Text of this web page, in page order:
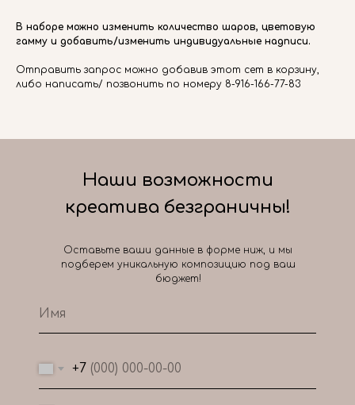
В наборе можно изменить количество шаров, цветовую
гамму и добавить/изменить индивидуальные надписи.
Отправить запрос можно добавив этот сет в корзину,
либо написать/ позвонить по номеру 8-916-166-77-83
+7
Наши возможности
креатива безграничны!
Оставьте ваши данные в форме ниж, и мы
подберем уникальную композицию под ваш
бюджет!